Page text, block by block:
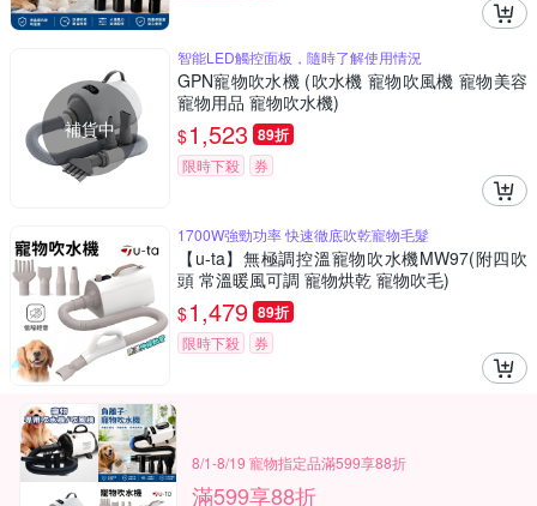
補貨中
智能LED觸控面板，隨時了解使用情況
GPN寵物吹水機 (吹水機 寵物吹風機 寵物美容
寵物用品 寵物吹水機)
$1,523 89折
限時下殺 券
1700W強勁功率 快速徹底吹乾寵物毛髮
【u-ta】無極調控溫寵物吹水機MW97(附四吹
頭 常溫暖風可調 寵物烘乾 寵物吹毛)
$1,479 89折
限時下殺 券
8/1-8/19 寵物指定品滿599享88折
滿599享88折